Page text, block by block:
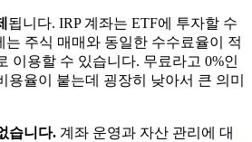
됩니다. IRP 계좌는 ETF에 투자할 수
는 주식 매매와 동일한 수수료율이 적
이용할 수 있습니다. 무료라고 0%인
용율이 붙는데 굉장히 낮아서 큰 의미
습니다. 계좌 운영과 자산 관리에 대